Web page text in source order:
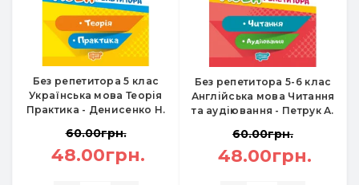
Без репетитора 5 клас
Українська мова Теорія
Практика - Денисенко Н.
60.00грн.
48.00грн.
Без репетитора 5-6 клас
Англійська мова Читання
та аудіювання - Петрук А.
60.00грн.
48.00грн.